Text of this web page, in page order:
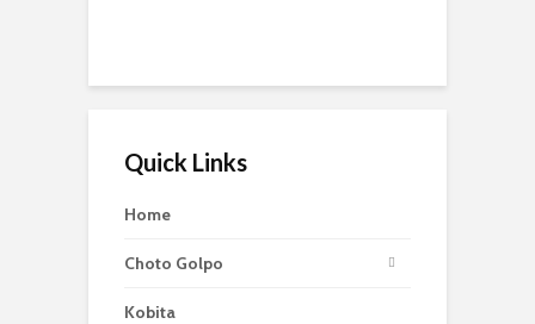
Quick Links
Home
Choto Golpo
Kobita